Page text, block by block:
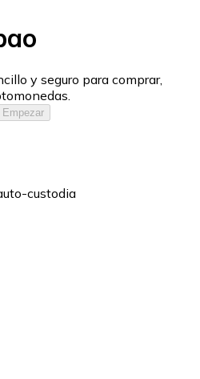
y seguro para comprar,
Empezar
custodia